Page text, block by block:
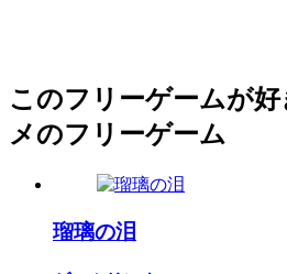
このフリーゲームが
メのフリーゲーム
瑠璃の泪